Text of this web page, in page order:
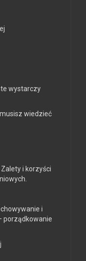
wystarczy
wiedzieć
i korzyści
i
porządkowanie